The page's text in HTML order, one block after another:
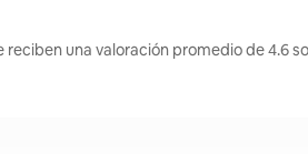
reciben una valoración promedio de 4.6